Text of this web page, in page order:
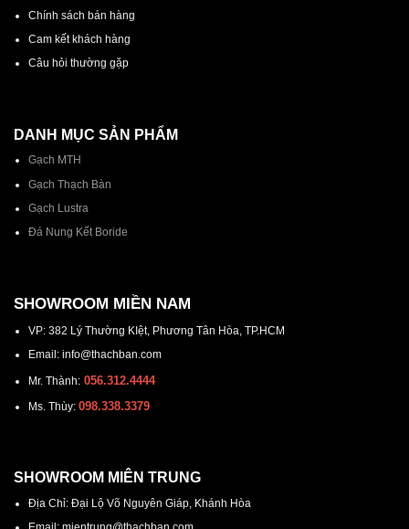
Chính sách bán hàng
Cam kết khách hàng
Câu hỏi thường gặp
DANH MỤC SẢN PHẨM
Gạch MTH
Gạch Thạch Bàn
Gạch Lustra
Đá Nung Kết Boride
SHOWROOM MIỀN NAM
VP: 382 Lý Thường KIệt, Phương Tân Hòa, TP.HCM
Email: info@thachban.com
Mr. Thành:056.312.4444
Ms. Thùy: 098.338.3379
SHOWROOM MIÊN TRUNG
Địa Chỉ: Đại Lộ Võ Nguyên Giáp, Khánh Hòa